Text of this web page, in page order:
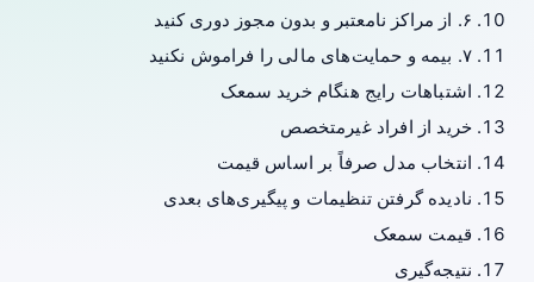
۶. از مراکز نامعتبر و بدون مجوز دوری کنید
۷. بیمه و حمایت‌های مالی را فراموش نکنید
اشتباهات رایج هنگام خرید سمعک
خرید از افراد غیرمتخصص
انتخاب مدل صرفاً بر اساس قیمت
نادیده گرفتن تنظیمات و پیگیری‌های بعدی
قیمت سمعک
نتیجه‌گیری